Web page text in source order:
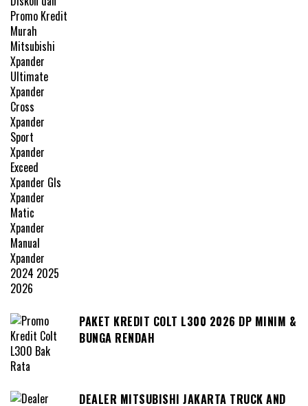
PAKET KREDIT COLT L300 2026 DP MINIM &
BUNGA RENDAH
DEALER MITSUBISHI JAKARTA TRUCK AND